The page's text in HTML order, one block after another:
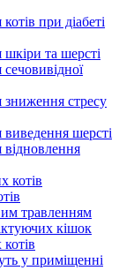
при діабеті
та шерсті
стресу
шерсті
котів
травленням
кішок
у приміщенні